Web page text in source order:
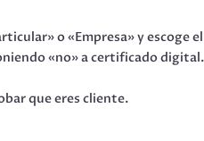
o «Empresa» y escoge
«no» a certificado
que eres cliente.